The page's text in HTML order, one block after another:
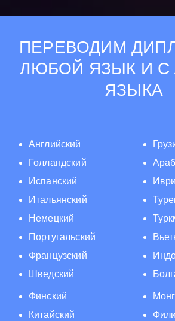
ПЕРЕВОДИМ
ЛЮБОЙ ЯЗЫК И С
ЯЗЫКА
Английский
Голландский
Испанский
Итальянский
Немецкий
Португальский
Французский
Шведский
Финский
Китайский